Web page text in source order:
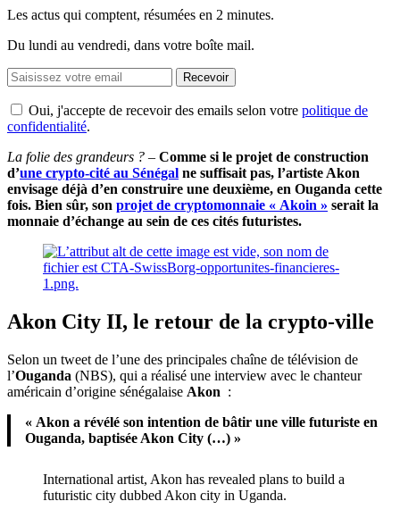
Les actus qui comptent, résumées en 2 minutes.
Du lundi au vendredi, dans votre boîte mail.
Recevoir
Oui, j'accepte de recevoir des emails selon votre politique de
confidentialité.
La folie des grandeurs ? – Comme si le projet de construction
d’une crypto-cité au Sénégal ne suffisait pas, l’artiste Akon
envisage déjà d’en construire une deuxième, en Ouganda cette
fois. Bien sûr, son projet de cryptomonnaie « Akoin » serait la
monnaie d’échange au sein de ces cités futuristes.
Akon City II, le retour de la crypto-ville
Selon un tweet de l’une des principales chaîne de télévision de
l’Ouganda (NBS), qui a réalisé une interview avec le chanteur
américain d’origine sénégalaise Akon :
« Akon a révélé son intention de bâtir une ville futuriste en
Ouganda, baptisée Akon City (…) »
International artist, Akon has revealed plans to build a
futuristic city dubbed Akon city in Uganda.